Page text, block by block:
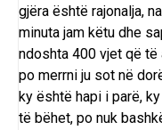
gjëra është rajonalja,
minuta jam këtu dhe
ndoshta 400 vjet që
po merrni ju sot në
ky është hapi i parë,
të bëhet, po nuk